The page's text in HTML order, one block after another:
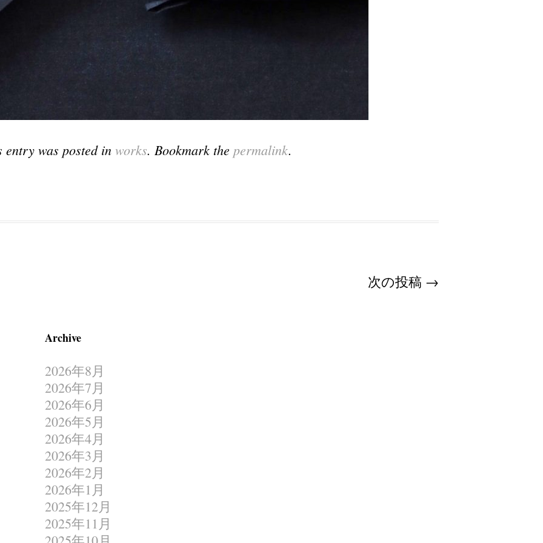
entry was posted in works. Bookmark the permalink.
次の投稿 →
Archive
2026年8月
2026年7月
2026年6月
2026年5月
2026年4月
2026年3月
2026年2月
2026年1月
2025年12月
2025年11月